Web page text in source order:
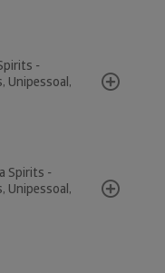
-
Unipessoal,
Spirits -
Unipessoal,